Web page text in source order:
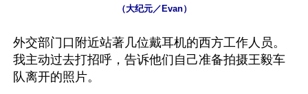
（大纪元／Evan）
外交部门口附近站著几位戴耳机的西方工作人员。
我主动过去打招呼，告诉他们自己准备拍摄王毅车
队离开的照片。